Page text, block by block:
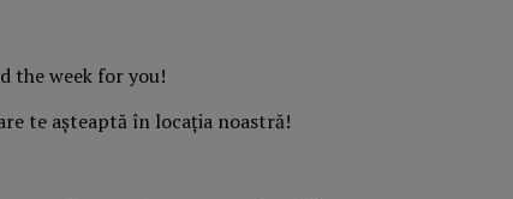
the week for you!
te așteaptă în locația noastră!